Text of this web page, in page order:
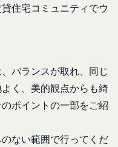
住宅コミュニティでウ
バランスが取れ、同じ
く、美的観点からも綺
ポイントの一部をご紹
ない範囲で行ってくだ
部または一部を開
、当社が取得した
者に移転すること
託先にお客様情報を
託先に対し、適切
第三者への開示・提
者またはその関
団員、右翼団
れに準ずるものを
あるまたは資金提
力等の維持、運営
与する等反社会
しくは関係を行っ